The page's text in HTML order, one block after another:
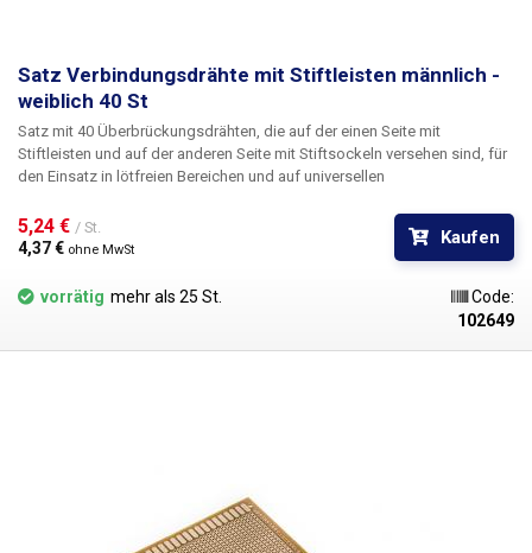
Satz Verbindungsdrähte mit Stiftleisten männlich -
weiblich 40 St
Satz mit 40 Überbrückungsdrähten, die auf der einen Seite mit
Stiftleisten und auf der anderen Seite mit Stiftsockeln versehen sind, für
den Einsatz in lötfreien Bereichen und auf universellen
von 40 Stück geliefert, aus der sie in der gewünschten Menge einzeln
oder z.B. in einem Bündel von mehreren Drähten herausgetrennt werden.
Jedes Armband enthält 10 Farben in vier Serien. Einfache Handhabung.
Empfohlen für alle nicht lötbaren Felder und Universalleiterplatten in
5,24 € / St.
4,37 € ohne MwSt
Kaufen
vorrätig mehr als 25 St.
Code:
102649